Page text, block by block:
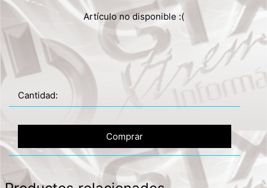
Artículo no disponible :(
Cantidad:
Comprar